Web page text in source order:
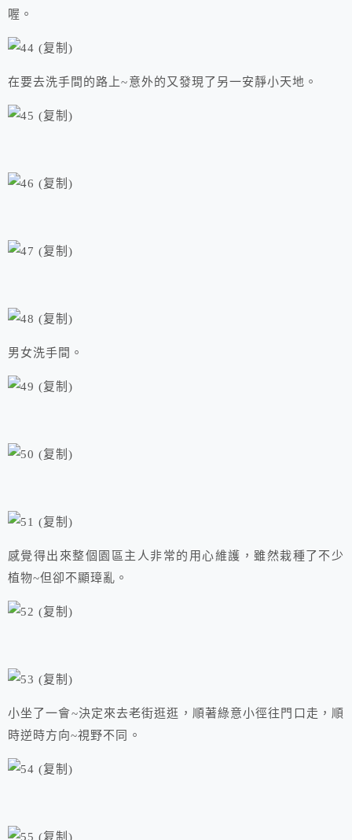
喔。
在要去洗手間的路上~意外的又發現了另一安靜小天地。
男女洗手間。
感覺得出來整個園區主人非常的用心維護，雖然栽種了不少
植物~但卻不顯璋亂。
小坐了一會~決定來去老街逛逛，順著綠意小徑往門口走，順
時逆時方向~視野不同。